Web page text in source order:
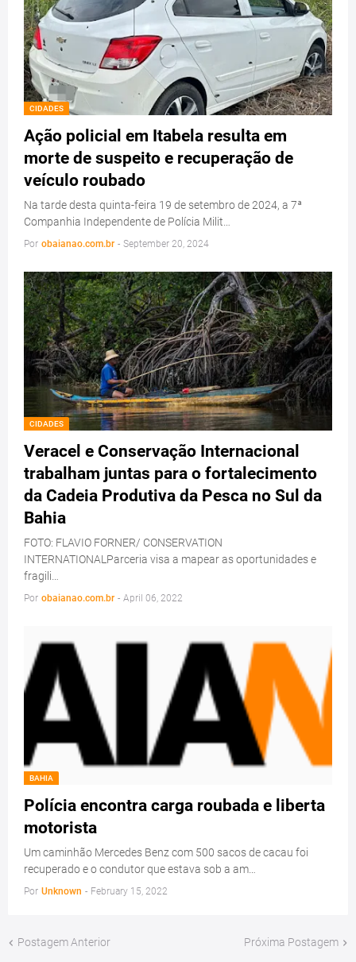
CIDADES
Ação policial em Itabela resulta em
morte de suspeito e recuperação de
veículo roubado
Na tarde desta quinta-feira 19 de setembro de 2024, a 7ª
Companhia Independente de Polícia Milit…
Por obaianao.com.br - September 20, 2024
CIDADES
Veracel e Conservação Internacional
trabalham juntas para o fortalecimento
da Cadeia Produtiva da Pesca no Sul da
Bahia
FOTO: FLAVIO FORNER/ CONSERVATION
INTERNATIONALParceria visa a mapear as oportunidades e
fragili…
Por obaianao.com.br - April 06, 2022
BAHIA
Polícia encontra carga roubada e liberta
motorista
Um caminhão Mercedes Benz com 500 sacos de cacau foi
recuperado e o condutor que estava sob a am…
Por Unknown - February 15, 2022
Postagem Anterior Próxima Postagem